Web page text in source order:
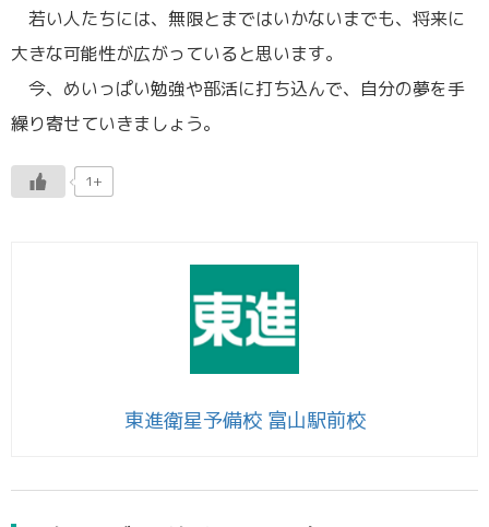
若い人たちには、無限とまではいかないまでも、将来に
大きな可能性が広がっていると思います。
今、めいっぱい勉強や部活に打ち込んで、自分の夢を手
繰り寄せていきましょう。
1+
東進衛星予備校 富山駅前校